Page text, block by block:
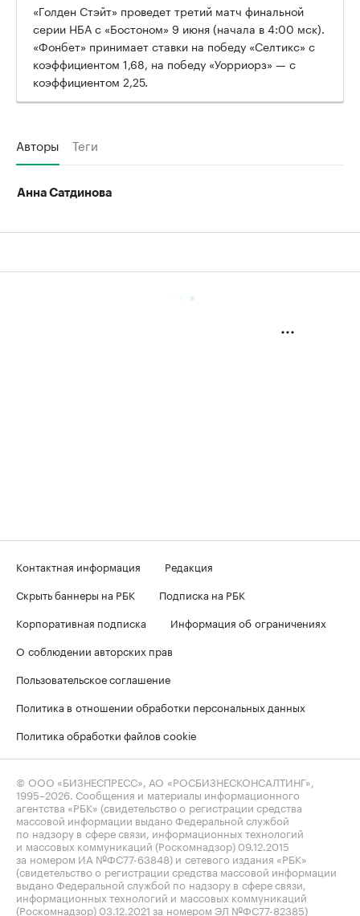
«Голден Стэйт» проведет третий матч финальной
серии НБА с «Бостоном» 9 июня (начала в 4:00 мск).
«Фонбет» принимает ставки на победу «Селтикс» с
коэффициентом 1,68, на победу «Уорриорз» — с
коэффициентом 2,25.
Авторы Теги
Анна Сатдинова
Контактная информация
Редакция
Скрыть баннеры на РБК
Подписка на РБК
Корпоративная подписка
Информация об ограничениях
О соблюдении авторских прав
Пользовательское соглашение
Политика в отношении обработки персональных данных
Политика обработки файлов cookie
© ООО «БИЗНЕСПРЕСС», АО «РОСБИЗНЕСКОНСАЛТИНГ»,
1995–2026 . Сообщения и материалы информационного
агентства «РБК» (свидетельство о регистрации средства
массовой информации выдано Федеральной службой
по надзору в сфере связи, информационных технологий
и массовых коммуникаций (Роскомнадзор) 09.12.2015
за номером ИА №ФС77-63848) и сетевого издания «РБК»
(свидетельство о регистрации средства массовой информации
выдано Федеральной службой по надзору в сфере связи,
информационных технологий и массовых коммуникаций
(Роскомнадзор) 03.12.2021 за номером ЭЛ №ФС77-82385)